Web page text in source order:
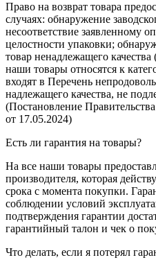
Право на возврат товара
случаях: обнаружение
несоответствие заявленному
целостности упаковки;
товар ненадлежащего
наши товары относятся к
входят в Перечень
надлежащего качества, не
(Постановление
от 17.05.2024)
Есть ли гарантия на товары?
На все наши товары
производителя, которая
срока с момента покупки.
соблюдении условий
подтверждения гарантии
гарантийный талон и чек о
Что делать, если я потерял